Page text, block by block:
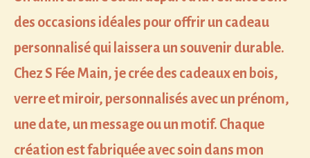
des occasions idéales pour offrir un cadeau
personnalisé qui laissera un souvenir durable.
Chez S Fée Main, je crée des cadeaux en bois,
verre et miroir, personnalisés avec un prénom,
une date, un message ou un motif. Chaque
création est fabriquée avec soin dans mon